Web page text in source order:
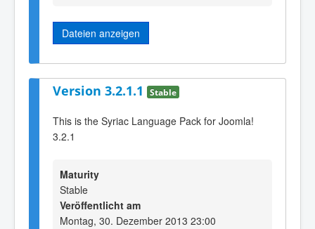
Dateien anzeigen
Version 3.2.1.1 Stable
This is the Syriac Language Pack for Joomla!
3.2.1
Maturity
Stable
Veröffentlicht am
Montag, 30. Dezember 2013 23:00